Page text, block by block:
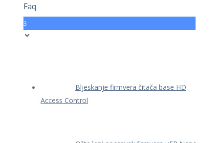
Faq
3
Bljeskanje firmvera čitača base HD
Access Control